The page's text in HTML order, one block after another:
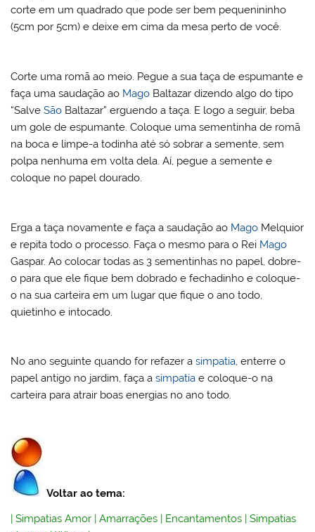
corte em um quadrado que pode ser bem pequenininho
(5cm por 5cm) e deixe em cima da mesa perto de você.
Corte uma romã ao meio. Pegue a sua taça de espumante e
faça uma saudação ao Mago Baltazar dizendo algo do tipo
“SalveSão Baltazar” erguendo a taça. E logo a seguir, beba
um gole de espumante. Coloque uma sementinha de romã
na boca e limpe-a todinha até só sobrar a semente, sem
polpa nenhuma em volta dela. Aí, pegue a semente e
coloque no papel dourado.
Erga a taça novamente e faça a saudação ao Mago Melquior
e repita todo o processo. Faça o mesmo para o Rei Mago
Gaspar. Ao colocar todas as 3 sementinhas no papel, dobre-
o para que ele fique bem dobrado e fechadinho e coloque-
o na sua carteira em um lugar que fique o ano todo,
quietinho e intocado.
No ano seguinte quando for refazer asimpatia, enterre o
papel antigo no jardim, faça asimpatia e coloque-o na
carteira para atrair boas energias no ano todo.
Voltar ao tema:
|Simpatias Amor |Amarrações | Encantamentos |Simpatias